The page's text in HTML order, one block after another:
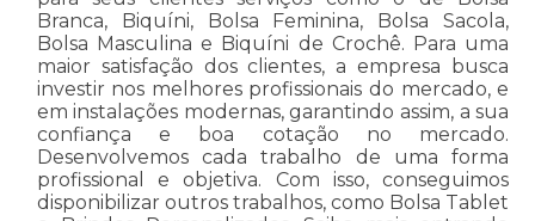
Branca, Biquíni, Bolsa Feminina, Bolsa Sacola,
Bolsa Masculina e Biquíni de Crochê. Para uma
maior satisfação dos clientes, a empresa busca
investir nos melhores profissionais do mercado, e
em instalações modernas, garantindo assim, a sua
confiança e boa cotação no mercado.
Desenvolvemos cada trabalho de uma forma
profissional e objetiva. Com isso, conseguimos
disponibilizar outros trabalhos, como Bolsa Tablet